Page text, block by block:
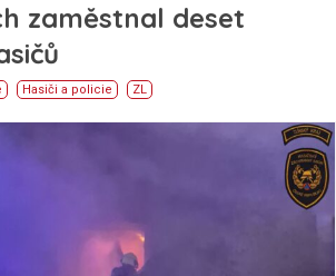
zaměstnal deset
Hasiči a policie ZL